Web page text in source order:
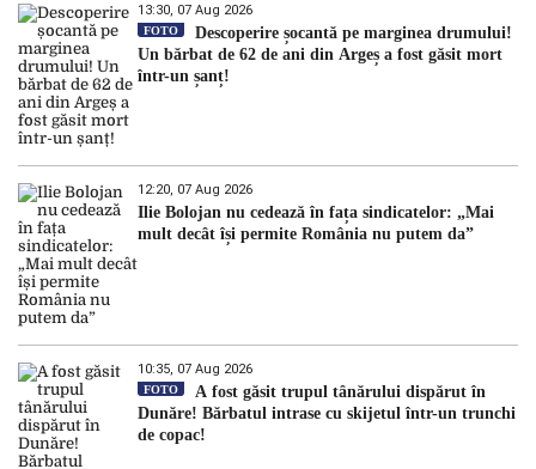
13:30, 07 Aug 2026
FOTO
Descoperire șocantă pe marginea drumului!
Un bărbat de 62 de ani din Argeș a fost găsit mort
într-un șanț!
12:20, 07 Aug 2026
Ilie Bolojan nu cedează în fața sindicatelor: „Mai
mult decât își permite România nu putem da”
10:35, 07 Aug 2026
FOTO
A fost găsit trupul tânărului dispărut în
Dunăre! Bărbatul intrase cu skijetul într-un trunchi
de copac!